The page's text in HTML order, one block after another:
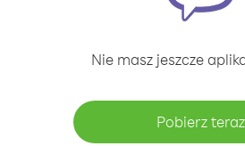
Nie masz jeszcze
Pobierz teraz